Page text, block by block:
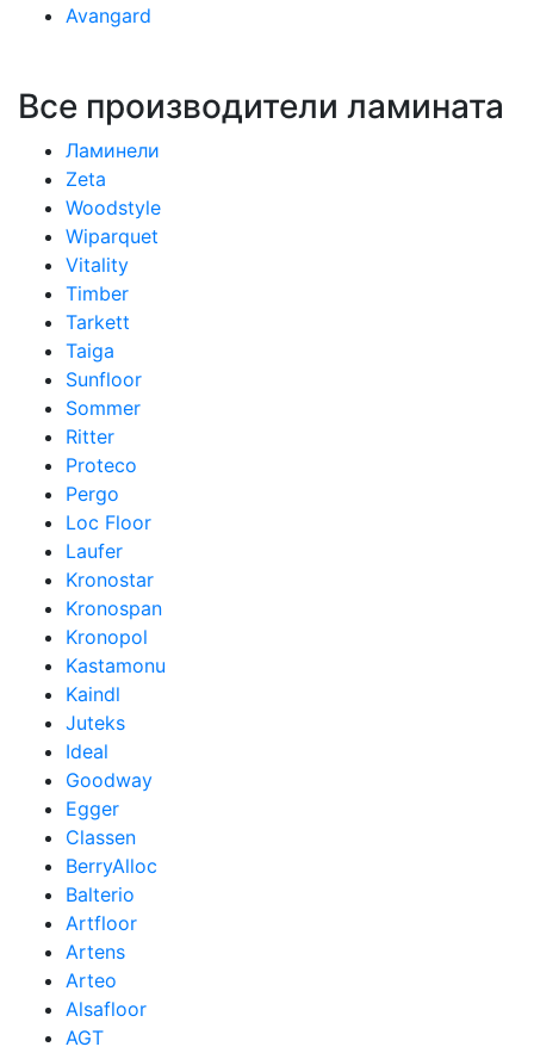
Avangard
Все производители ламината
Ламинели
Zeta
Woodstyle
Wiparquet
Vitality
Timber
Tarkett
Taiga
Sunfloor
Sommer
Ritter
Proteco
Pergo
Loc Floor
Laufer
Kronostar
Kronospan
Kronopol
Kastamonu
Kaindl
Juteks
Ideal
Goodway
Egger
Classen
BerryAlloc
Balterio
Artfloor
Artens
Arteo
Alsafloor
AGT